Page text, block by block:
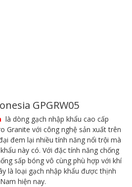
GPGRW05
là dòng gạch nhập khẩu cao cấp
Granite với công nghệ sản xuất trên
đem lại nhiều tính năng nổi trội mà
này có. Với đặc tính năng chống
sấp bóng vô cùng phù hợp với khí
là loại gạch nhập khẩu được thịnh
hiện nay.